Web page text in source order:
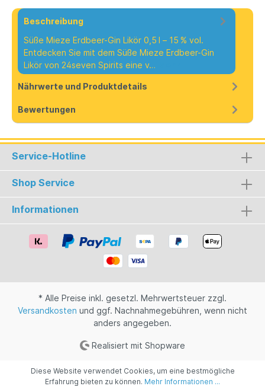
Beschreibung
Süße Mieze Erdbeer-Gin Likör 0,5 l – 15 % vol.
Entdecken Sie mit dem Süße Mieze Erdbeer-Gin
Likör von 24seven Spirits eine v…
Nährwerte und Produktdetails
Bewertungen
Service-Hotline
Shop Service
Informationen
* Alle Preise inkl. gesetzl. Mehrwertsteuer zzgl.
Versandkosten und ggf. Nachnahmegebühren, wenn nicht
anders angegeben.
Realisiert mit Shopware
Diese Website verwendet Cookies, um eine bestmögliche
Erfahrung bieten zu können. Mehr Informationen ...